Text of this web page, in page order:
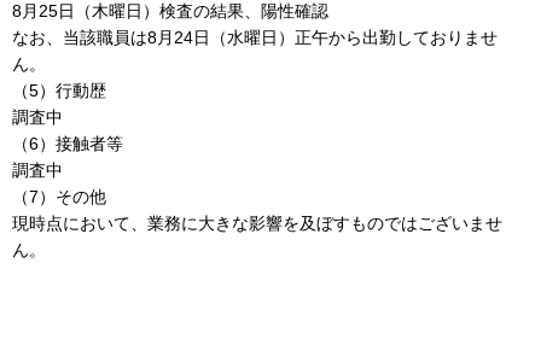
8月25日（木曜日）検査の結果、陽性確認
なお、当該職員は8月24日（水曜日）正午から出勤しておりませ
ん。
（5）行動歴
調査中
（6）接触者等
調査中
（7）その他
現時点において、業務に大きな影響を及ぼすものではございませ
ん。